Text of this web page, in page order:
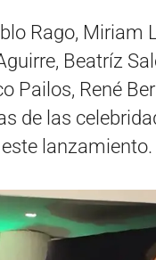
Rago, Miriam
Beatríz
Pailos, René
de las
lanzamiento.